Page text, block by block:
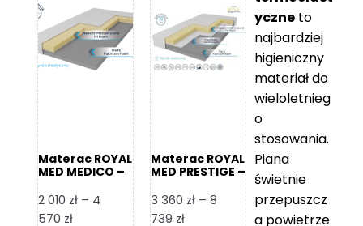
do
8
865 zł
Materac ROYAL
MED MEDICO –
2 010 zł – 4
570 złZakres
Materac ROYAL
MED PRESTIGE –
3 360 zł – 8
739 złZakres
yczne to
najbardziej
higieniczny
materiał do
wieloletnieg
o
stosowania.
Piana
świetnie
przepuszcz
a powietrze